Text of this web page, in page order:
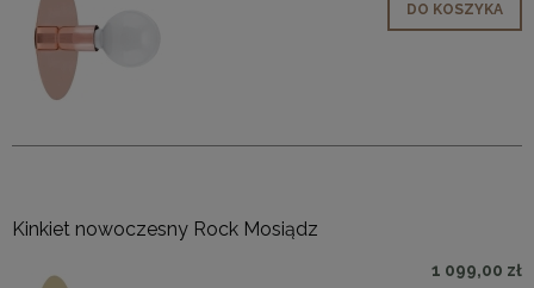
DO KOSZYKA
Kinkiet nowoczesny Rock Mosiądz
1 099,00 zł